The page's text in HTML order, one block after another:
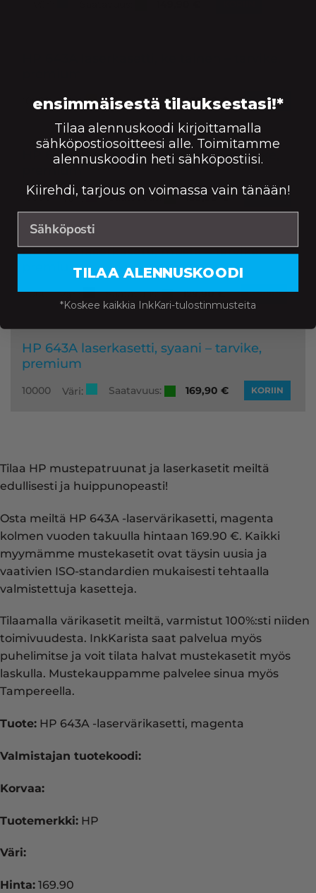
10000 Väri: Saatavuus: 169,90€ KORIIN
HP 643A laserkasetti, magenta – tarvike,
10000 Väri: Saatavuus: 169,90€ KORIIN
HP 643A laserkasetti, musta – tarvike,
premium
11000 Väri: Saatavuus: 129,90€ KORIIN
HP 643A laserkasetti, syaani – tarvike,
premium
10000 Väri: Saatavuus: 169,90 € KORIIN
Tilaa HP mustepatruunat ja laserkasetit meiltä
edullisesti ja huippunopeasti!
Osta meiltä HP 643A -laservärikasetti, magenta
kolmen vuoden takuulla hintaan 169.90 €. Kaikki
myymämme mustekasetit ovat täysin uusia ja
vaativien ISO-standardien mukaisesti tehtaalla
valmistettuja kasetteja.
Tilaamalla värikasetit meiltä, varmistut 100%:sti niiden
toimivuudesta. InkKarista saat palvelua myös
puhelimitse ja voit tilata halvat mustekasetit myös
laskulla. Mustekauppamme palvelee sinua myös
Tampereella.
Tuote: HP 643A -laservärikasetti, magenta
Valmistajan tuotekoodi:
Korvaa:
Tuotemerkki: HP
Väri:
Hinta: 169.90
ensimmäisestä tilauksestasi!*
Tilaa alennuskoodi kirjoittamalla
sähköpostiosoitteesi alle. Toimitamme
alennuskoodin heti sähköpostiisi.
Kiirehdi, tarjous on voimassa vain tänään!
TILAA ALENNUSKOODI
*Koskee kaikkia InkKari-tulostinmusteita